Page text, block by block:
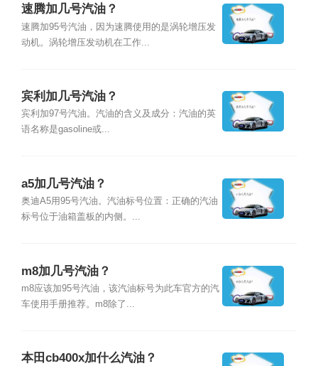
速腾加几号汽油？
速腾加95号汽油，因为速腾使用的是涡轮增压发
动机。涡轮增压发动机在工作...
宾利加几号汽油？
宾利加97号汽油。汽油的含义及成分：汽油的英
语名称是gasoline或...
a5加几号汽油？
奥迪A5用95号汽油。汽油标号位置：正确的汽油
标号位于油箱盖板的内侧。...
m8加几号汽油？
m8应该加95号汽油，该汽油标号为此车官方的汽
车使用手册推荐。m8除了...
本田cb400x加什么汽油？